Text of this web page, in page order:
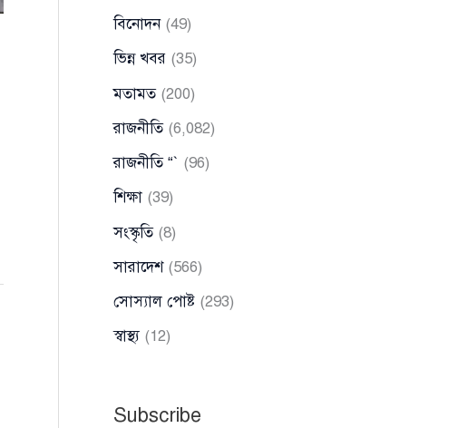
বিনোদন(49)
ভিন্ন খবর (35)
মতামত(200)
রাজনীতি(6,082)
রাজনীতি “` (96)
শিক্ষা (39)
সংস্কৃতি(8)
সারাদেশ(566)
সোস্যাল পোষ্ট (293)
স্বাস্থ্য (12)
Subscribe